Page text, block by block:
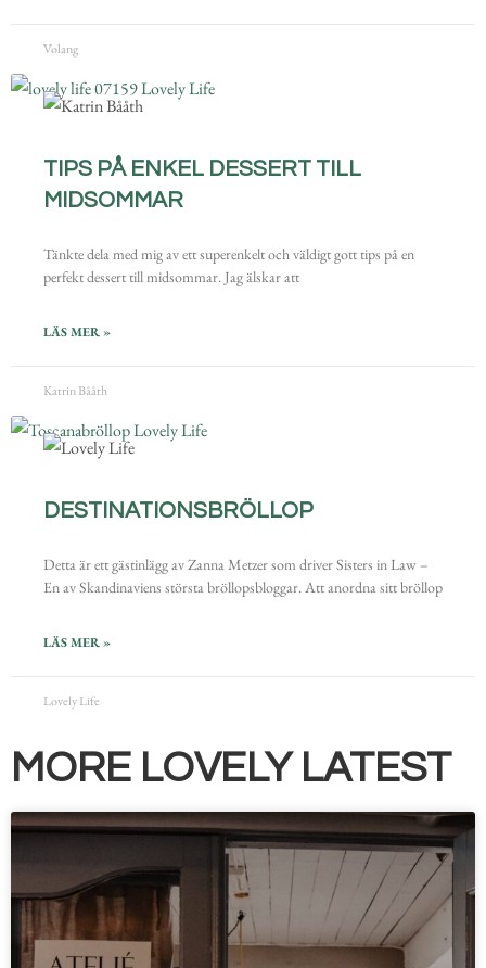
Volang
TIPS PÅ ENKEL DESSERT TILL
MIDSOMMAR
Tänkte dela med mig av ett superenkelt och väldigt gott tips på en
perfekt dessert till midsommar. Jag älskar att
LÄS MER »
Katrin Bååth
DESTINATIONSBRÖLLOP
Detta är ett gästinlägg av Zanna Metzer som driver Sisters in Law –
En av Skandinaviens största bröllopsbloggar. Att anordna sitt bröllop
LÄS MER »
Lovely Life
MORE LOVELY LATEST